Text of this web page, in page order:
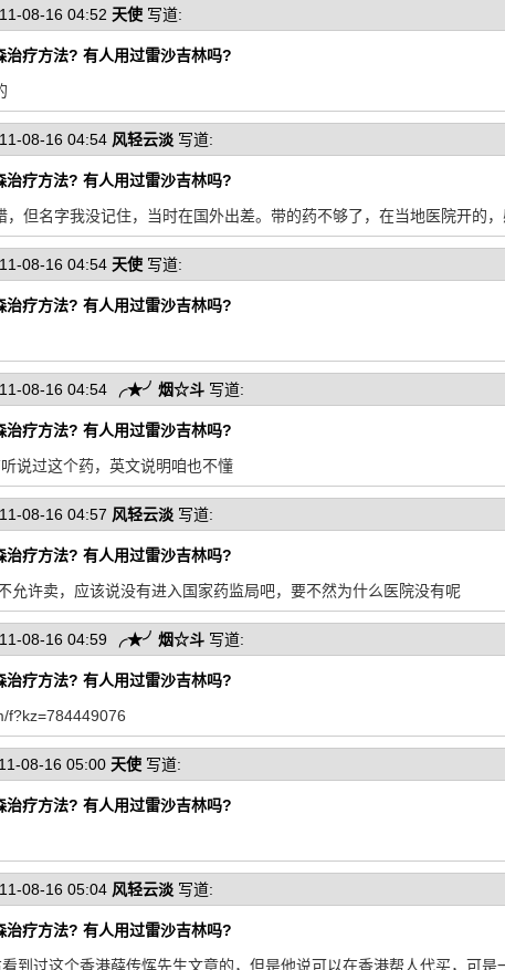
08-16 04:52 天使 写道:
治疗方法? 有人用过雷沙吉林吗?
08-16 04:54 风轻云淡 写道:
治疗方法? 有人用过雷沙吉林吗?
，但名字我没记住，当时在国外出差。带的药不够了，在当地医院开的
08-16 04:54 天使 写道:
治疗方法? 有人用过雷沙吉林吗?
08-16 04:54 ╭★╯烟☆斗 写道:
治疗方法? 有人用过雷沙吉林吗?
说过这个药，英文说明咱也不懂
08-16 04:57 风轻云淡 写道:
治疗方法? 有人用过雷沙吉林吗?
允许卖，应该说没有进入国家药监局吧，要不然为什么医院没有呢
08-16 04:59 ╭★╯烟☆斗 写道:
治疗方法? 有人用过雷沙吉林吗?
f?kz=784449076
08-16 05:00 天使 写道:
治疗方法? 有人用过雷沙吉林吗?
08-16 05:04 风轻云淡 写道:
治疗方法? 有人用过雷沙吉林吗?
到过这个香港薛传恽先生文章的，但是他说可以在香港帮人代买，可